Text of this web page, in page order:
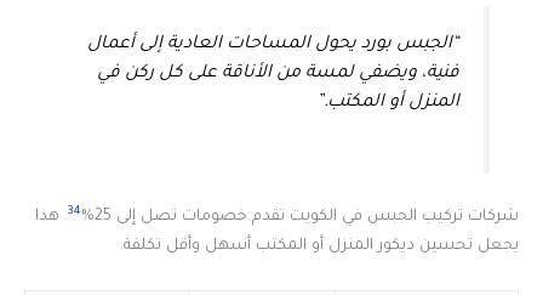
“الجبس بورد يحول المساحات العادية إلى أعمال
فنية، ويضفي لمسة من الأناقة على كل ركن في
المنزل أو المكتب.”
شركات تركيب الجبس في الكويت تقدم خصومات تصل إلى 25% 34. هذا
يجعل تحسين ديكور المنزل أو المكتب أسهل وأقل تكلفة.